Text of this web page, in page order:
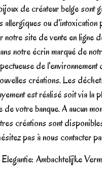
de créateur belge sont
ou d'intoxication
notre site de vente en ligne
notre écrin marqué de
de
créations. Les
est réalisé soit via la
de votre banque. A aucun
créations sont
pas à nous contacter
Ambachtelijke